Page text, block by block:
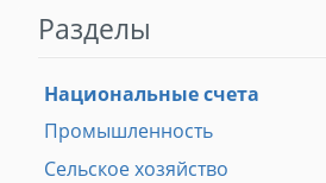
Разделы
Национальные счета
Промышленность
Сельское хозяйство